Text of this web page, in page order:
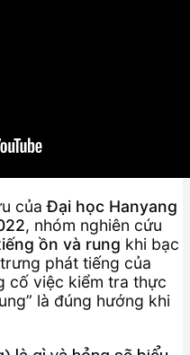
củaĐại học Hanyang
, nhóm nghiên cứu
ồn và rung khi bạc
phát tiếng của
cố việc kiểm tra thực
là đúng hướng khi